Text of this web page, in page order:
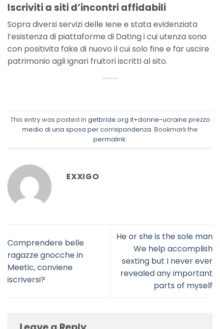
Iscriviti a siti d’incontri affidabili
Sopra diversi servizi delle Iene e stata evidenziata
l’esistenza di piattaforme di Dating i cui utenza sono
con positivita fake di nuovo il cui solo fine e far uscire
patrimonio agli ignari fruitori iscritti al sito.
This entry was posted in getbride.org it+donne-ucraine prezzo
medio di una sposa per corrispondenza. Bookmark the
permalink.
EXXIGO
Comprendere belle
ragazze gnocche in
Meetic, conviene
iscriversi?
He or she is the sole man
We help accomplish
sexting but I never ever
revealed any important
parts of myself